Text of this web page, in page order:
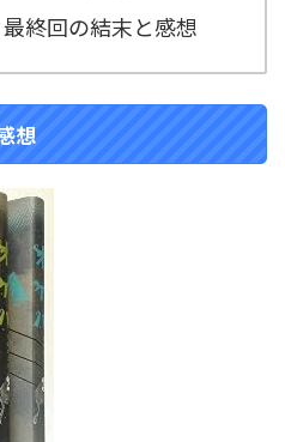
終回の結末と感想
想